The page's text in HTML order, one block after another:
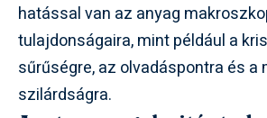
hatással van az anyag
tulajdonságaira, mint például a
sűrűségre, az olvadáspontra és a
szilárdságra.